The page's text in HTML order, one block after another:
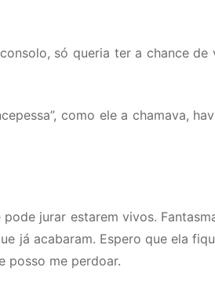
só queria ter a chance de
como ele a chamava,
jurar estarem vivos.
já acabaram. Espero que ela
posso me perdoar.